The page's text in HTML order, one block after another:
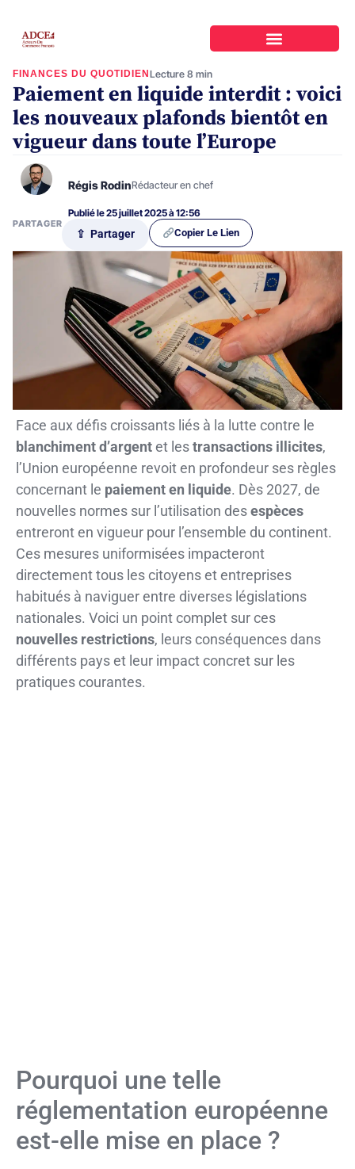
FINANCES DU QUOTIDIENLecture 8 min
Paiement en liquide interdit : voici
les nouveaux plafonds bientôt en
vigueur dans toute l’Europe
Régis RodinRédacteur en chef
Publié le 25 juillet 2025 à 12:56
PARTAGER
⇪ Partager Copier Le Lien
Face aux défis croissants liés à la lutte contre le
blanchiment d’argentet lestransactions illicites,
l’Union européenne revoit en profondeur ses règles
concernant le paiement en liquide. Dès 2027, de
nouvelles normes sur l’utilisation desespèces
entreront en vigueur pour l’ensemble du continent.
Ces mesures uniformisées impacteront
directement tous les citoyens et entreprises
habitués à naviguer entre diverses législations
nationales. Voici un point complet sur ces
nouvelles restrictions, leurs conséquences dans
différents pays et leur impact concret sur les
pratiques courantes.
Pourquoi une telle
réglementation européenne
est-elle mise en place ?